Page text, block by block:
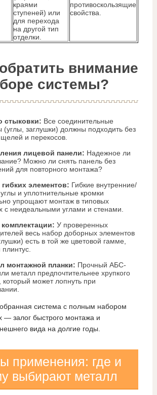
краями
ступеней) или
для перехода
на другой тип
отделки.
противоскользящие
свойства.
внимание
системы?
стыковки: Все соединительные
(углы, заглушки) должны подходить без
и перекосов.
лицевой панели: Надежное ли
Можно ли снять панель без
для повторного монтажа?
элементов: Гибкие внутренние/
и уплотнительные кромки
упрощают монтаж в типовых
с неидеальными углами и стенами.
У проверенных
весь набор доборных элементов
есть в той же цветовой гамме,
монтажной планки: Прочный АБС-
металл предпочтительнее хрупкого
который может лопнуть при
система с полным набором
— залог быстрого монтажа и
вида на долгие годы.
применения: где и
выбирают металл